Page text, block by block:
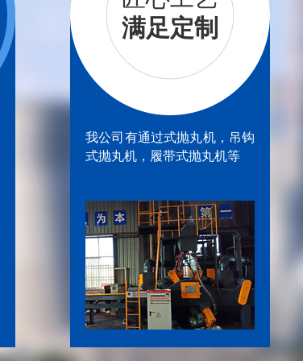
满足定制
我公司有通过式抛丸机，吊钩
式抛丸机，履带式抛丸机等